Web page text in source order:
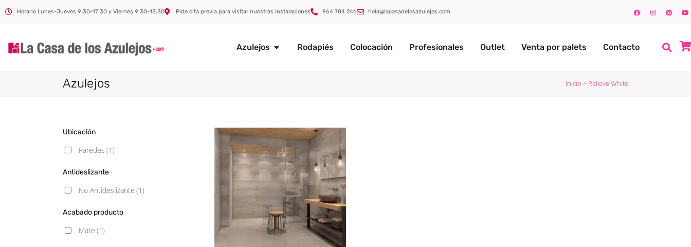
Horario Lunes-Jueves 9:30-17:30 y Viernes 9:30-13:30 Pide cita previa para visitar nuestras instalaciones 964 784 246 hola@lacasadelosazulejos.com
Azulejos Rodapiés Colocación Profesionales Outlet Venta por palets Contacto
Azulejos Inicio > Relieve White
Ubicación
Paredes (1)
Antideslizante
No Antideslizante (1)
Acabado producto
Mate (1)